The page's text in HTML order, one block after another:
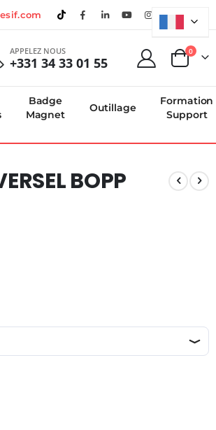
APPELEZ NOUS
+331 34 33 01 55 Panier
0
Badge
Magnet
Outillage
Formation
Support
BOPP